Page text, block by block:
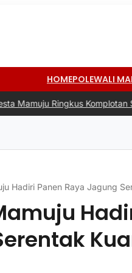
HOMEPOLEWALI
Spesialis Pencurian
Hadiri Panen Raya Jagung